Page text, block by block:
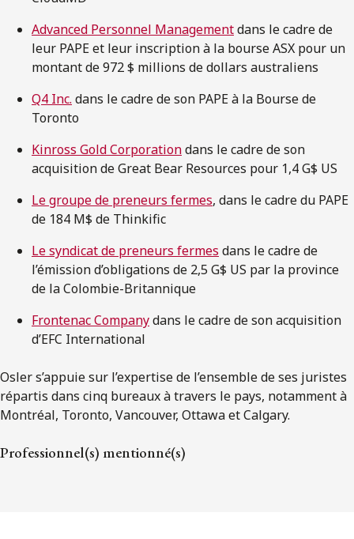
Advanced Personnel Managementdans le cadre de
leur PAPE et leur inscription à la bourse ASX pour un
montant de 972 $ millions de dollars australiens
Q4 Inc. dans le cadre de son PAPE à la Bourse de
Toronto
Kinross Gold Corporationdans le cadre de son
acquisition de Great Bear Resources pour 1,4 G$ US
Le groupe de preneurs fermes, dans le cadre du PAPE
de 184 M$ de Thinkific
Le syndicat de preneurs fermes dans le cadre de
l’émission d’obligations de 2,5 G$ US par la province
de la Colombie-Britannique
Frontenac Companydans le cadre de son acquisition
d’EFC International
Osler s’appuie sur l’expertise de l’ensemble de ses juristes
répartis dans cinq bureaux à travers le pays, notamment à
Montréal, Toronto, Vancouver, Ottawa et Calgary.
Professionnel(s) mentionné(s)